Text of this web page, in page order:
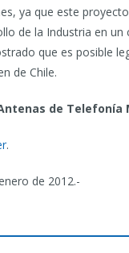
ya que este
de la Industria en
que es posible
de Chile.
de Telefonía
.
de 2012.-